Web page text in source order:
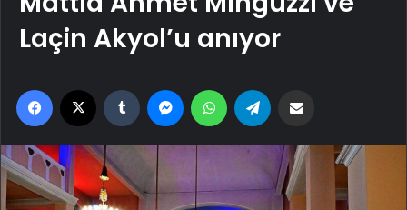
Laçin Akyol’u anıyor
Facebook Tumblr MessengerWhatsApp